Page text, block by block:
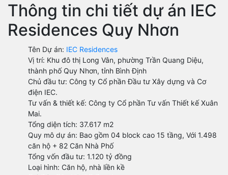
Thông tin chi tiết dự án IEC
Residences Quy Nhơn
Tên Dự án: IEC Residences
Vị trí: Khu đô thị Long Vân, phường Trần Quang Diệu,
thành phố Quy Nhơn, tỉnh Bình Định
Chủ đầu tư: Công ty Cổ phần Đầu tư Xây dựng và Cơ
điện IEC.
Tư vấn & thiết kế: Công ty Cổ phần Tư vấn Thiết kế Xuân
Mai.
Tổng diện tích: 37.617 m2
Quy mô dự án: Bao gồm 04 block cao 15 tầng, Với 1.498
căn hộ + 82 Căn Nhà Phố
Tổng vốn đầu tư: 1.120 tỷ đồng
Loại hình: Căn hộ, nhà liền kề